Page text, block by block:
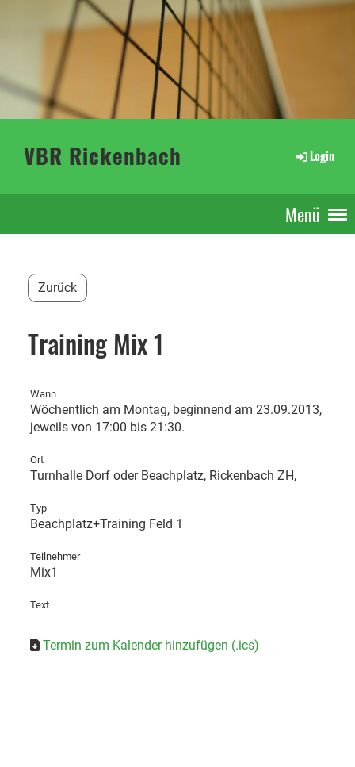
VBR Rickenbach Login
Menü
Zurück
Training Mix 1
Wann
Wöchentlich am Montag, beginnend am 23.09.2013,
jeweils von 17:00 bis 21:30.
Ort
Turnhalle Dorf oder Beachplatz, Rickenbach ZH,
Typ
Beachplatz+Training Feld 1
Teilnehmer
Mix1
Text
Termin zum Kalender hinzufügen (.ics)